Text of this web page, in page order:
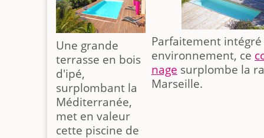
Une grande
terrasse en bois
d'ipé,
surplombant la
Méditerranée,
met en valeur
cette piscine de
Parfaitement
environnement, ce
nage surplombe la
Marseille.